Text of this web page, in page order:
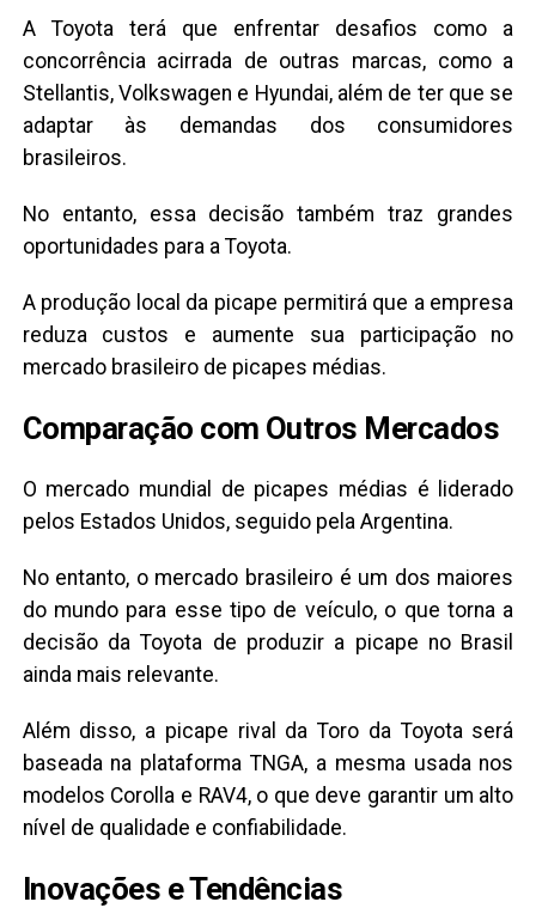
A Toyota terá que enfrentar desafios como a
concorrência acirrada de outras marcas, como a
Stellantis, Volkswagen e Hyundai, além de ter que se
adaptar às demandas dos consumidores
brasileiros.
No entanto, essa decisão também traz grandes
oportunidades para a Toyota.
A produção local da picape permitirá que a empresa
reduza custos e aumente sua participação no
mercado brasileiro de picapes médias.
Comparação com Outros Mercados
O mercado mundial de picapes médias é liderado
pelos Estados Unidos, seguido pela Argentina.
No entanto, o mercado brasileiro é um dos maiores
do mundo para esse tipo de veículo, o que torna a
decisão da Toyota de produzir a picape no Brasil
ainda mais relevante.
Além disso, a picape rival da Toro da Toyota será
baseada na plataforma TNGA, a mesma usada nos
modelos Corolla e RAV4, o que deve garantir um alto
nível de qualidade e confiabilidade.
Inovações e Tendências